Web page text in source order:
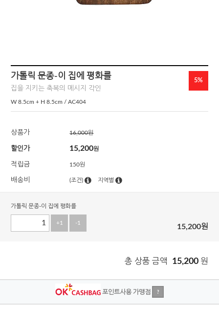
가톨릭 문종-이 집에 평화를
집을 지키는 축복의 메시지 각인
W 8.5cm + H 8.5cm / AC404
5%
상품가 16,000원
할인가 15,200원
적립금 150원
배송비 (조건) 지역별
가톨릭 문종-이 집에 평화를
+1 -1 15,200원
총 상품 금액 15,200 원
포인트사용 가맹점 ?